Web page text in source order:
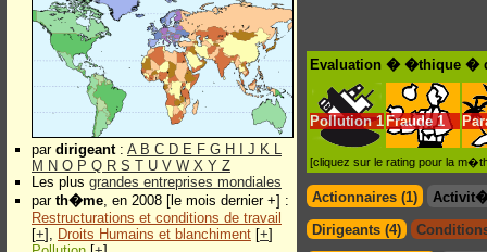
par dirigeant: A B C D E F G H J K L
M N O P Q R S T U V W X Y Z
Les plus grandes entreprises mondiales
par th�me, en 2008 [le mois dernier +] :
Restructurations et conditions de travail
[+], Droits Humains et blanchiment [+]
Evaluation � �thique �
Pollution 1 Fraude 1
[cliquez sur le rating pour la
Actionnaires (1)
Dirigeants (4)